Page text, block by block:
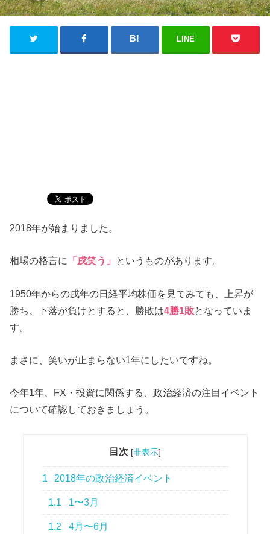
LINE
2018年が始まりました。
相場の格言に 「戌笑う」 というものがあります。
1950年からの戌年の日経平均株価を見てみても、上昇が
勝ち、下落が負けとすると、勝敗は4勝1敗となっていま
す。
まさに、笑いが止まらない1年にしたいですね。
今年1年、FX・投資に関係する、政治経済の注目イベント
について確認しておきましょう。
目次 [非表示]
1 2018年の政治経済イベント
1.1 1〜3月
1.2 4月〜6月